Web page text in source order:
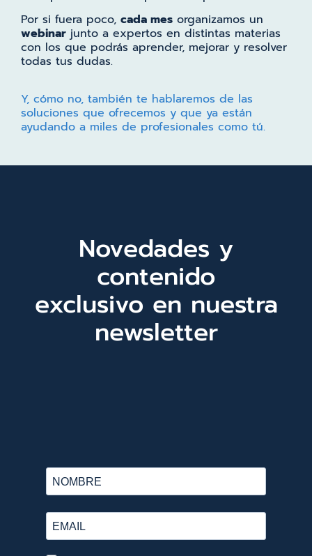
Por si fuera poco, cada mes organizamos un
webinar junto a expertos en distintas materias
con los que podrás aprender, mejorar y resolver
todas tus dudas.
Y, cómo no, también te hablaremos de las
soluciones que ofrecemos y que ya están
ayudando a miles de profesionales como tú.
Novedades y
contenido
exclusivo en nuestra
newsletter